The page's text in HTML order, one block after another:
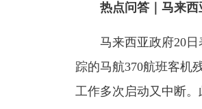
热点问答｜马来
马来西亚政府20日
踪的马航370航班客机
工作多次启动又中断